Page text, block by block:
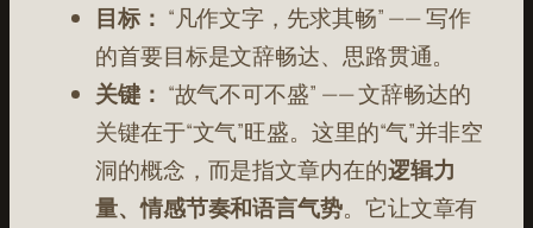
目标： “凡作文字，先求其畅” —— 写作
的首要目标是文辞畅达、思路贯通。
关键： “故气不可不盛” —— 文辞畅达的
关键在于“文气”旺盛。这里的“气”并非空
洞的概念，而是指文章内在的逻辑力
量、情感节奏和语言气势。它让文章有